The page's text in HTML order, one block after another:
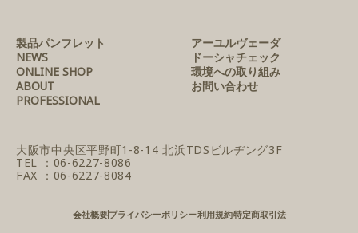
製品パンフレット
NEWS
ONLINE SHOP
ABOUT
PROFESSIONAL
アーユルヴェーダ
ドーシャチェック
環境への取り組み
お問い合わせ
大阪市中央区平野町1-8-14 北浜TDSビルヂング3F
TEL ：06-6227-8086
FAX ：06-6227-8084
会社概要プライバシーポリシー利用規約特定商取引法